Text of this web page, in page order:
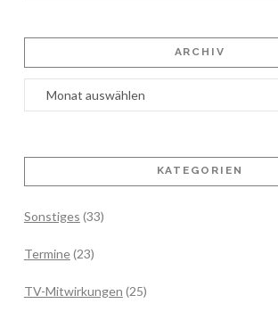
ARCHIV
Archiv
KATEGORIEN
Sonstiges (33)
Termine(23)
TV-Mitwirkungen (25)